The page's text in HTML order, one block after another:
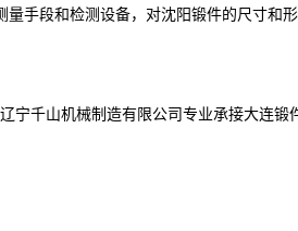
手段和检测设备，对沈阳锻件的尺寸和
宁千山机械制造有限公司专业承接大连